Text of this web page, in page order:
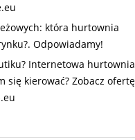
która hurtownia
Odpowiadamy!
Internetowa hurtownia
się kierować? Zobacz ofertę